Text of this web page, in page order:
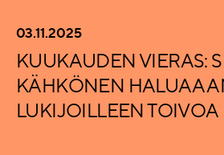
03.11.2025
KUUKAUDEN VIERAS:
KÄHKÖNEN HALUAA
LUKIJOILLEEN TOIVOA